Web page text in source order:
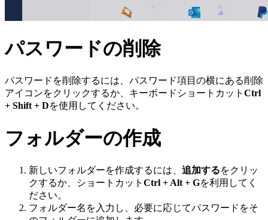
パスワードの削除
パスワードを削除するには、パスワード項目の横にある削除
アイコンをクリックするか、キーボードショートカット Ctrl
+ Shift + Dを使用してください。
フォルダーの作成
新しいフォルダーを作成するには、 追加するをクリッ
クするか、ショートカット Ctrl + Alt + Gを利用してく
ださい。
フォルダー名を入力し、必要に応じてパスワードをそ